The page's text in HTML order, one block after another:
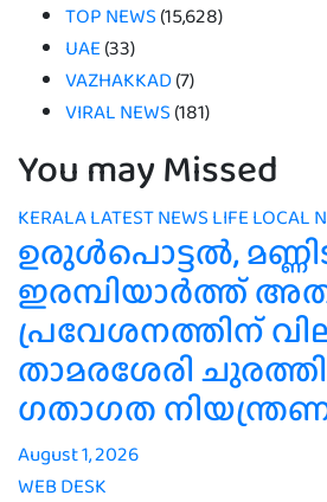
TOP NEWS (15,628)
UAE (33)
VAZHAKKAD(7)
VIRAL NEWS (181)
You may Missed
KERALALATEST NEWS LIFE LOCAL
ഉരുൾപൊട്ടൽ,
ഇരമ്പിയാര്‍ത്ത്
പ്രവേശനത്തിന്
താമരശേരി
ഗതാഗത
August 1, 2026
WEB DESK